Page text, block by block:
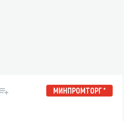
МИНПРОМТОРГ *